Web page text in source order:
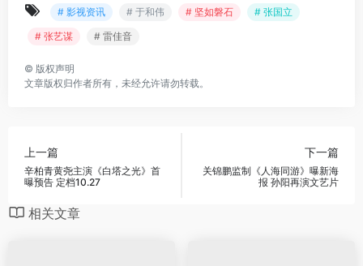
# 影视资讯 # 于和伟 # 坚如磐石
# 张国立
# 张艺谋
# 雷佳音
© 版权声明
文章版权归作者所有，未经允许请勿转载。
上一篇
辛柏青黄尧主演《白塔之光》首
曝预告 定档10.27
下一篇
关锦鹏监制《人海同游》曝新海
报 孙阳再演文艺片
相关文章